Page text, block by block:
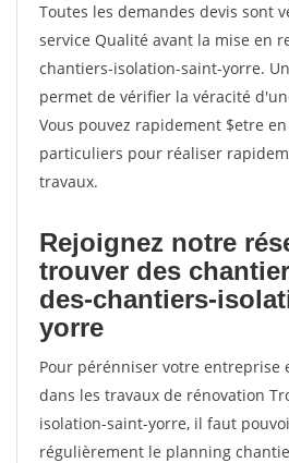
Toutes les demandes devis sont
service Qualité avant la mise en
chantiers-isolation-saint-yorre.
permet de vérifier la véracité
Vous pouvez rapidement $etre
particuliers pour réaliser
travaux.
Rejoignez notre
trouver des
des-chantiers-
yorre
Pour pérénniser votre entreprise
dans les travaux de rénovation
isolation-saint-yorre, il faut
régulièrement le planning